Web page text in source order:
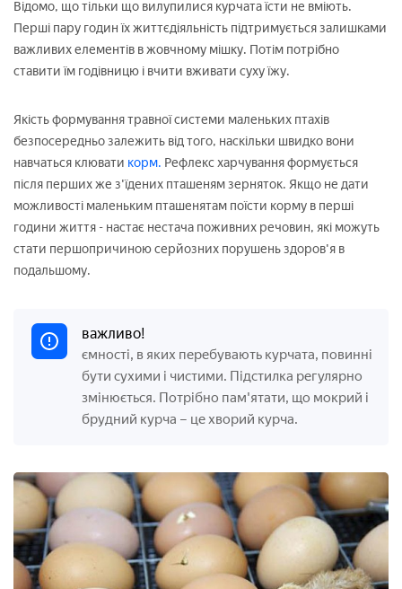
Відомо, що тільки що вилупилися курчата їсти не вміють.
Перші пару годин їх життєдіяльність підтримується залишками
важливих елементів в жовчному мішку. Потім потрібно
ставити їм годівницю і вчити вживати суху їжу.
Якість формування травної системи маленьких птахів
безпосередньо залежить від того, наскільки швидко вони
навчаться клювати корм. Рефлекс харчування формується
після перших же з'їдених пташеням зерняток. Якщо не дати
можливості маленьким пташенятам поїсти корму в перші
години життя - настає нестача поживних речовин, які можуть
стати першопричиною серйозних порушень здоров'я в
подальшому.
важливо!
ємності, в яких перебувають курчата, повинні
бути сухими і чистими. Підстилка регулярно
змінюється. Потрібно пам'ятати, що мокрий і
брудний курча – це хворий курча.